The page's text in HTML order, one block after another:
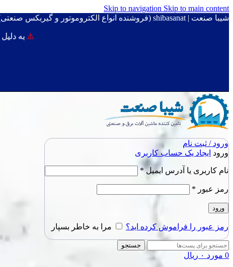
Skip to navigation Skip to main content
شیبا صنعت | shibasanat (فروشنده انواع الکتروموتور و گیربکس صنعتی)
⚠️ به دلیل
ورود / ثبت نام
ورود ایجاد یک حساب کاربری
نام کاربری یا آدرس ایمیل*
رمز عبور *
ورود
رمز عبور را فراموش کرده اید؟ مرا به خاطر بسپار
جستجو
0 مورد ۰ ریال